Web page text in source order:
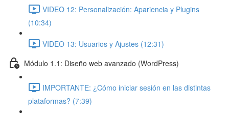
VIDEO 12: Personalización: Apariencia y Plugins
(10:34)
VIDEO 13: Usuarios y Ajustes (12:31)
Módulo 1.1: Diseño web avanzado (WordPress)
IMPORTANTE: ¿Cómo iniciar sesión en las distintas
plataformas? (7:39)